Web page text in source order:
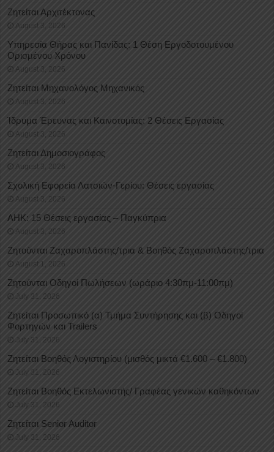
Ζητείται Αρχιτέκτονας
August 3, 2026
Υπηρεσία Θήρας και Πανίδας: 1 Θέση Eργοδοτουμένου
Oρισμένου Xρόνου
August 3, 2026
Ζητείται Μηχανολόγος Μηχανικός
August 3, 2026
Ίδρυμα Έρευνας και Καινοτομίας: 2 Θέσεις Εργασίας
August 3, 2026
Ζητείται Δημοσιογράφος
August 3, 2026
Σχολική Εφορεία Λατσιών-Γερίου: Θέσεις εργασίας
August 3, 2026
ΑΗΚ: 15 Θέσεις εργασίας – Παγκύπρια
August 3, 2026
Ζητούνται Ζαχαροπλάστης/τρια & Βοηθός Ζαχαροπλάστης/τρια
August 1, 2026
Ζητούνται Οδηγοί Πωλήσεων (ωράριο 4:30πμ-11:00πμ)
July 31, 2026
Ζητείται Προσωπικό (α) Τμήμα Συντήρησης και (β) Οδηγοί
Φορτηγών και Trailers
July 31, 2026
Ζητείται Βοηθός Λογιστηρίου (μισθός μικτά €1.600 – €1.800)
July 31, 2026
Ζητείται Βοηθός Εκτελωνιστής/ Γραφέας γενικών καθηκόντων
July 31, 2026
Ζητείται Senior Auditor
July 31, 2026